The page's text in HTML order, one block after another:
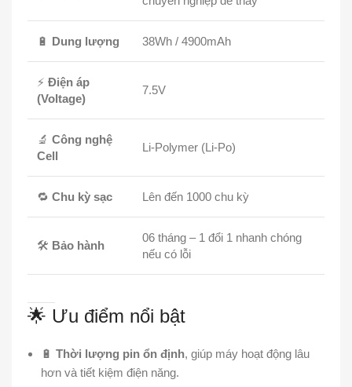
🔋 Dung lượng 38Wh / 4900mAh
⚡ Điện áp
(Voltage)
7.5V
🔬 Công nghệ
Cell
Li-Polymer (Li-Po)
🔁 Chu kỳ sạc Lên đến 1000 chu kỳ
🛠️ Bảo hành
06 tháng – 1 đổi 1 nhanh chóng
nếu có lỗi
🌟 Ưu điểm nổi bật
🔋 Thời lượng pin ổn định, giúp máy hoạt động lâu
hơn và tiết kiệm điện năng.